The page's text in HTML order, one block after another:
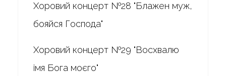
Хоровий концерт №28 "Блажен муж,
бояйся Господа"
Хоровий концерт №29 "Восхвалю
імя Бога моєго"